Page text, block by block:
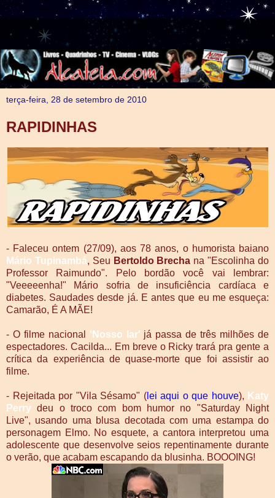
terça-feira, 28 de setembro de 2010
RAPIDINHAS
- Faleceu ontem (27/09), aos 78 anos, o humorista baiano
Mário Tupinambá, Seu Bertoldo Brecha na "Escolinha do
Professor Raimundo". Pelo bordão você vai lembrar:
"Veeeeenha!" Mário sofria de insuficiência cardíaca e
diabetes. Saudades desde já. E antes que eu me esqueça:
Camarão, É A MÃE!
- O filme nacional 'Nosso lar' já passa de três milhões de
espectadores. Cacilda... Em breve o Ricky trará pra gente a
crítica da experiência de quase-morte que foi assistir ao
filme.
- Rejeitada por "Vila Sésamo" (lei aqui o que houve), Katy
Perry deu o troco com bom humor no "Saturday Night
Live", usando uma blusa decotada com uma estampa do
personagem Elmo. No esquete, a cantora interpretou uma
adolescente que desenvolve seios repentinamente durante
o verão, que acabam escapando da blusinha. BOOOING!